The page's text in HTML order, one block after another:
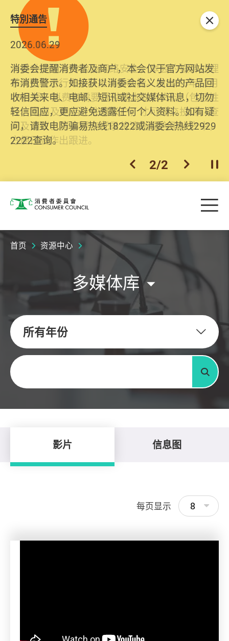
特別通告
2026.06.29
消委会提醒消费者及商户，本会仅于官方网站发
布消费警示。如接获以消委会名义发出的产品回
收相关来电、电邮、短讯或社交媒体讯息，切勿
轻信回应，更应避免透露任何个人资料。如有疑
问，请致电防骗易热线18222或消委会热线2929
2222查询。
2025.10.31
为提升使用者体验及网络安全，本会的投诉处理
系统已经进行升级及推出新功能。由2025年11月
10日起，消费者需要提供基本联络资料（包括姓
名、电邮及电话）注册帐户，才可提交投诉、查
询及建议。所有提交纪录将清晰整合于帐户中，
方便日后作出跟进。
上一个
2/2 下一个开
关闭
消费者委员会 目
首页 资源中心
多媒体库
所有年份
关键字
搜寻
影片 信息图
每页显示 8